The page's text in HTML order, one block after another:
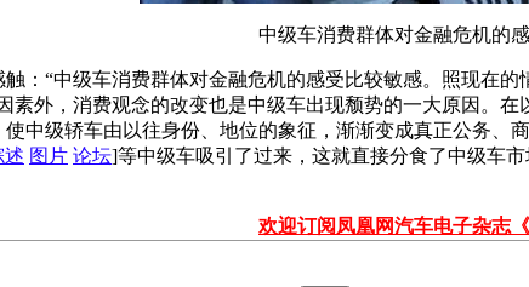
中级车消费群体对金融危机的
：“中级车消费群体对金融危机的感受比较敏感。照现在
素外，消费观念的改变也是中级车出现颓势的一大原因。
中级轿车由以往身份、地位的象征，渐渐变成真正公务、
述 图片 论坛]等中级车吸引了过来，这就直接分食了中级车
欢迎订阅凤凰网汽车电子杂志《